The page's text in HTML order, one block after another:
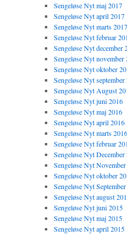
Sengeløse Nyt maj 2017
Sengeløse Nyt april 2017
Sengeløse Nyt marts 2017
Sengeløse Nyt februar
Sengeløse Nyt december
Sengeløse Nyt november
Sengeløse Nyt oktober
Sengeløse Nyt september
Sengeløse Nyt August
Sengeløse Nyt juni 2016
Sengeløse Nyt maj 2016
Sengeløse Nyt april 2016
Sengeløse Nyt marts 2016
Sengeløse Nyt februar
Sengeløse Nyt December
Sengeløse Nyt
Sengeløse Nyt oktober
Sengeløse Nyt
Sengeløse Nyt august
Sengeløse Nyt juni 2015
Sengeløse Nyt maj 2015
Sengeløse Nyt april 2015